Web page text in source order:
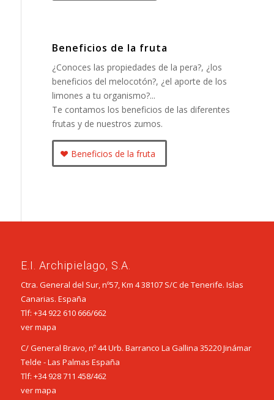
Beneficios de la fruta
¿Conoces las propiedades de la pera?, ¿los
beneficios del melocotón?, ¿el aporte de los
limones a tu organismo?...
Te contamos los beneficios de las diferentes
frutas y de nuestros zumos.
Beneficios de la fruta
E.I. Archipielago, S.A.
Ctra. General del Sur, nº57, Km 4 38107 S/C de Tenerife. Islas
Canarias. España
Tlf: +34 922 610 666/662
ver mapa
C/ General Bravo, nº 44 Urb. Barranco La Gallina 35220 Jinámar
Telde - Las Palmas España
Tlf: +34 928 711 458/462
ver mapa